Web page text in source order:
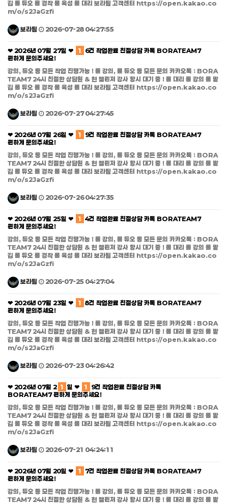
김 롤 듀오 롤 경작 롤 육성 롤 대리 보라팀 고객센터 https://open.kakao.co
m/o/s2JaGzfi
보라팀 2026-07-28 04:27:55
❤ 2026년 07월 27일 ❤ 1
6건 작업완료 친절상담 카톡 BORATEAM7
편하게 문의주세요!
강의, 듀오 등 모든 작업 진행가능 ! 롤 강의, 롤 듀오 등 모든 문의 카카오톡 : BORA
TEAM7 24시 친절한 상담원 & 현 챌린저 강사 항시 대기 중 ! 롤 대리 롤 강의 롤 맡
김 롤 듀오 롤 경작 롤 육성 롤 대리 보라팀 고객센터 https://open.kakao.co
m/o/s2JaGzfi
보라팀 2026-07-27 04:27:45
❤ 2026년 07월 26일 ❤ 1
9건 작업완료 친절상담 카톡 BORATEAM7
편하게 문의주세요!
강의, 듀오 등 모든 작업 진행가능 ! 롤 강의, 롤 듀오 등 모든 문의 카카오톡 : BORA
TEAM7 24시 친절한 상담원 & 현 챌린저 강사 항시 대기 중 ! 롤 대리 롤 강의 롤 맡
김 롤 듀오 롤 경작 롤 육성 롤 대리 보라팀 고객센터 https://open.kakao.co
m/o/s2JaGzfi
보라팀 2026-07-26 04:27:35
❤ 2026년 07월 25일 ❤ 1 4건 작업완료 친절상담 카톡 BORATEAM7
편하게 문의주세요!
강의, 듀오 등 모든 작업 진행가능 ! 롤 강의, 롤 듀오 등 모든 문의 카카오톡 : BORA
TEAM7 24시 친절한 상담원 & 현 챌린저 강사 항시 대기 중 ! 롤 대리 롤 강의 롤 맡
김 롤 듀오 롤 경작 롤 육성 롤 대리 보라팀 고객센터 https://open.kakao.co
m/o/s2JaGzfi
보라팀 2026-07-25 04:27:04
❤ 2026년 07월 23일 ❤ 1 8건 작업완료 친절상담 카톡 BORATEAM7
편하게 문의주세요!
강의, 듀오 등 모든 작업 진행가능 ! 롤 강의, 롤 듀오 등 모든 문의 카카오톡 : BORA
TEAM7 24시 친절한 상담원 & 현 챌린저 강사 항시 대기 중 ! 롤 대리 롤 강의 롤 맡
김 롤 듀오 롤 경작 롤 육성 롤 대리 보라팀 고객센터 https://open.kakao.co
m/o/s2JaGzfi
보라팀 2026-07-23 04:26:42
❤ 2026년 07월 2 1 일 ❤ 1
9건 작업완료 친절상담 카톡
BORATEAM7 편하게 문의주세요!
강의, 듀오 등 모든 작업 진행가능 ! 롤 강의, 롤 듀오 등 모든 문의 카카오톡 : BORA
TEAM7 24시 친절한 상담원 & 현 챌린저 강사 항시 대기 중 ! 롤 대리 롤 강의 롤 맡
김 롤 듀오 롤 경작 롤 육성 롤 대리 보라팀 고객센터 https://open.kakao.co
m/o/s2JaGzfi
보라팀 2026-07-21 04:24:11
❤ 2026년 07월 20일 ❤ 1
7건 작업완료 친절상담 카톡 BORATEAM7
편하게 문의주세요!
강의, 듀오 등 모든 작업 진행가능 ! 롤 강의, 롤 듀오 등 모든 문의 카카오톡 : BORA
TEAM7 24시 친절한 상담원 & 현 챌린저 강사 항시 대기 중 ! 롤 대리 롤 강의 롤 맡